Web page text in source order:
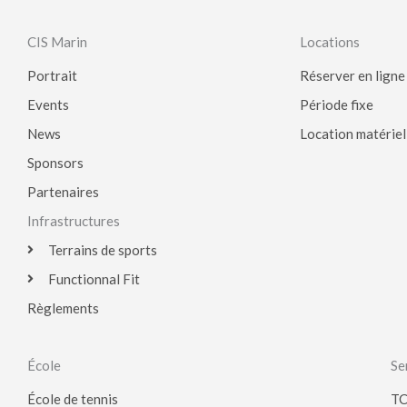
CIS Marin
Portrait
Events
News
Sponsors
Partenaires
Infrastructures
Terrains de sports
Functionnal Fit
Règlements
Locations
Réserver en ligne
Période fixe
Location matériel
École
École de tennis